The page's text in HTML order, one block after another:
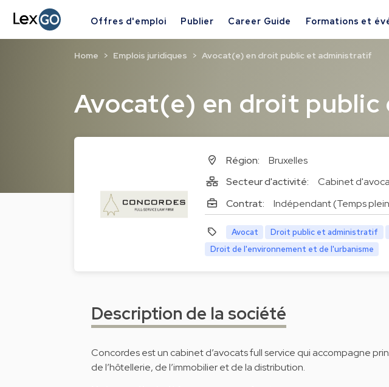
Offres d'emploi Publier Career Guide Formations et
Avocat(e) en droit
Home Emplois juridiques Avocat(e) en droit public et administratif
Région: Bruxelles
Secteur d'activité:
Cabinet
Contrat:
Indépendant (Temps
Avocat Droit public et administratif
Droit de l'environnement et de l'urbanisme
Description de la société
Concordes est un cabinet d’avocats full service qui accompagne
de l’hôtellerie, de l’immobilier et de la distribution.